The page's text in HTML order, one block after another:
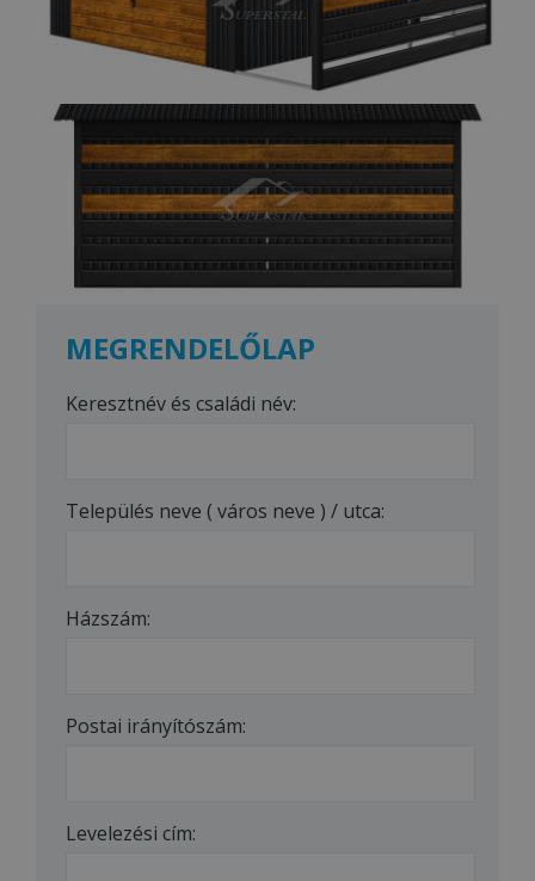
MEGRENDELŐLAP
Keresztnév és családi név:
Település neve ( város neve ) / utca:
Házszám:
Postai irányítószám:
Levelezési cím: